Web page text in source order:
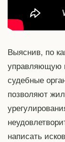
Выяснив, по
управляющую
судебные
позволяют
написать